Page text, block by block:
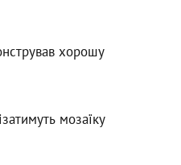
хорошу
мозаїку